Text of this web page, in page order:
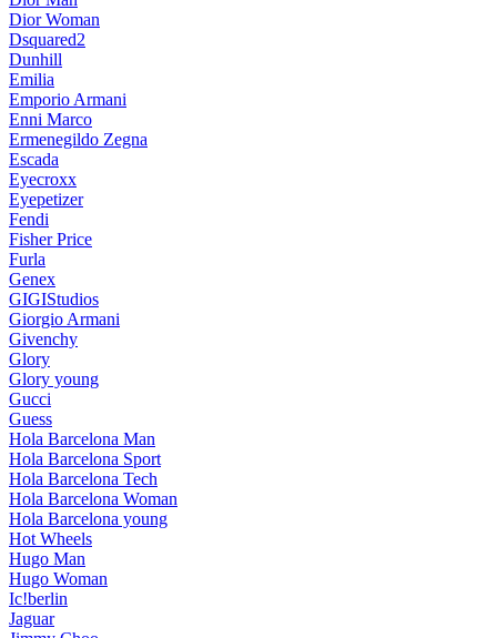
Dior Woman
Dsquared2
Dunhill
Emilia
Emporio Armani
Enni Marco
Ermenegildo Zegna
Escada
Eyecroxx
Eyepetizer
Fendi
Fisher Price
Furla
Genex
GIGIStudios
Giorgio Armani
Givenchy
Glory
Glory young
Gucci
Guess
Hola Barcelona Man
Hola Barcelona Sport
Hola Barcelona Tech
Hola Barcelona Woman
Hola Barcelona young
Hot Wheels
Hugo Man
Hugo Woman
Ic!berlin
Jaguar